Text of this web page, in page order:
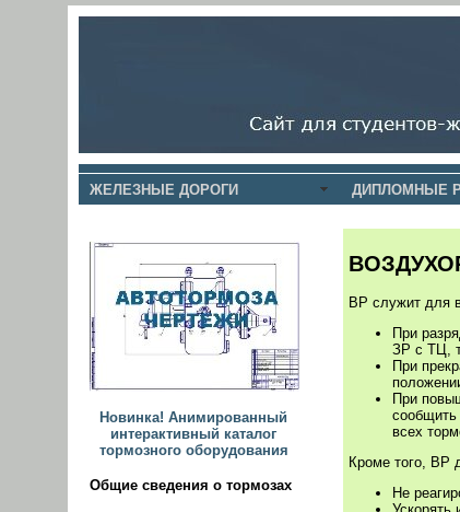
ЖЕЛЕЗНЫЕ ДОРОГИ ДИПЛОМНЫЕ
ВР служит для
При
ЗР с ТЦ,
При
При
всех
Кроме того, ВР
Не
Новинка! Анимированный
интерактивный каталог
тормозного оборудования
Общие сведения о тормозах